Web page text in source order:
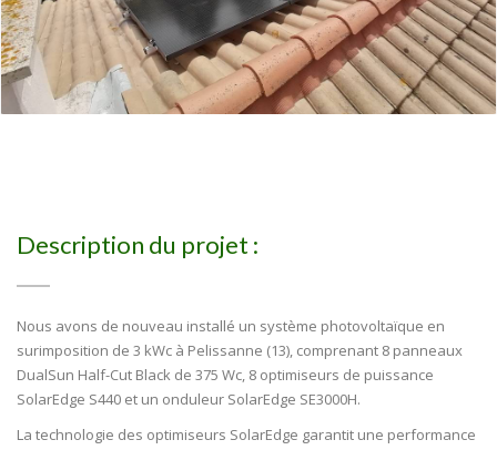
Description du projet :
Nous avons de nouveau installé un système photovoltaïque en
surimposition de 3 kWc à Pelissanne (13), comprenant 8 panneaux
DualSun Half-Cut Black de 375 Wc, 8 optimiseurs de puissance
SolarEdge S440 et un onduleur SolarEdge SE3000H.
La technologie des optimiseurs SolarEdge garantit une performance